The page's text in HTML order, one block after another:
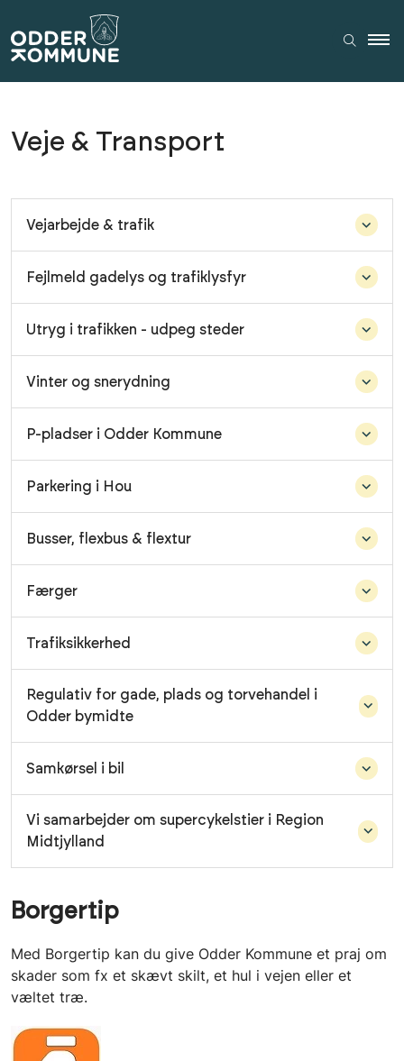
Veje & Transport
Vejarbejde & trafik
Fejlmeld gadelys og trafiklysfyr
Utryg i trafikken - udpeg steder
Vinter og snerydning
P-pladser i Odder Kommune
Parkering i Hou
Busser, flexbus & flextur
Færger
Trafiksikkerhed
Regulativ for gade, plads og torvehandel i
Odder bymidte
Samkørsel i bil
Vi samarbejder om supercykelstier i Region
Midtjylland
Borgertip
Med Borgertip kan du give Odder Kommune et praj om
skader som fx et skævt skilt, et hul i vejen eller et
væltet træ.